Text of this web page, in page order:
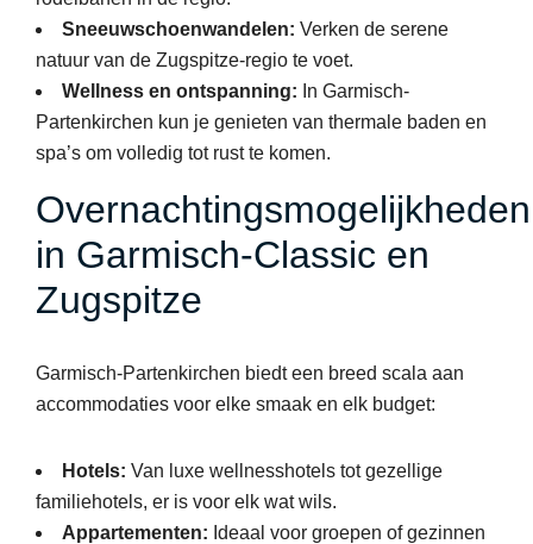
Sneeuwschoenwandelen: Verken de serene
natuur van de Zugspitze-regio te voet.
Wellness en ontspanning: In Garmisch-
Partenkirchen kun je genieten van thermale baden en
spa’s om volledig tot rust te komen.
Overnachtingsmogelijkheden
in Garmisch-Classic en
Zugspitze
Garmisch-Partenkirchen biedt een breed scala aan
accommodaties voor elke smaak en elk budget:
Hotels: Van luxe wellnesshotels tot gezellige
familiehotels, er is voor elk wat wils.
Appartementen: Ideaal voor groepen of gezinnen